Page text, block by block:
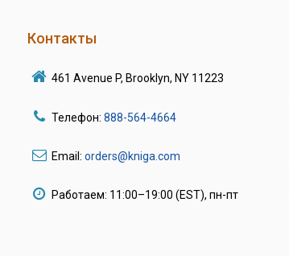
Контакты
461 Avenue P, Brooklyn, NY 11223
Телефон: 888-564-4664
Email: orders@kniga.com
Работаем: 11:00–19:00 (EST), пн-пт